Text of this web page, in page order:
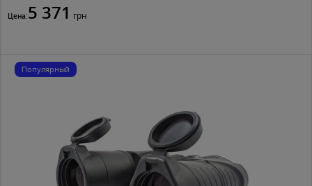
Цена:5 371 грн
Популярный